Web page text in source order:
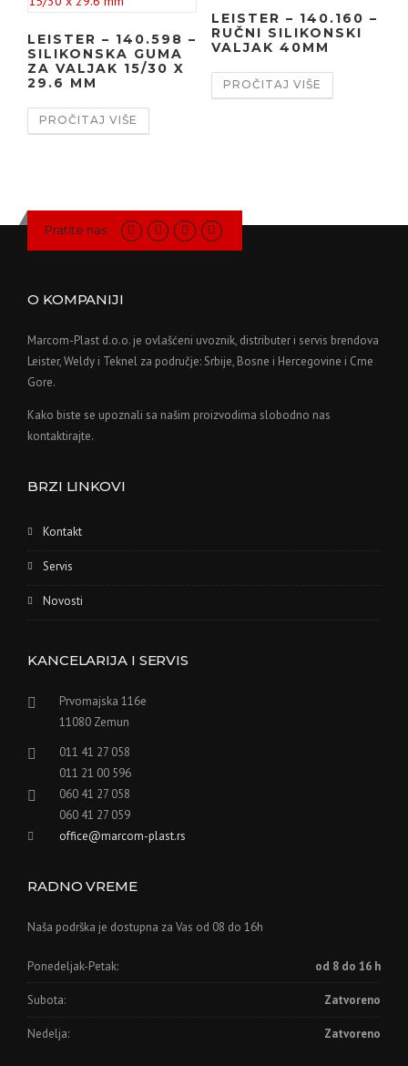
LEISTER – 140.598 –
SILIKONSKA GUMA
ZA VALJAK 15/30 X
29.6 MM
PROČITAJ VIŠE
LEISTER – 140.160 –
RUČNI SILIKONSKI
VALJAK 40MM
PROČITAJ VIŠE
Pratite nas:
O KOMPANIJI
Marcom-Plast d.o.o. je ovlašćeni uvoznik, distributer i servis brendova
Leister, Weldy i Teknel za područje: Srbije, Bosne i Hercegovine i Crne
Gore.
Kako biste se upoznali sa našim proizvodima slobodno nas
kontaktirajte.
BRZI LINKOVI
Kontakt
Servis
Novosti
KANCELARIJA I SERVIS
Prvomajska 116e
11080 Zemun
011 41 27 058
011 21 00 596
060 41 27 058
060 41 27 059
office@marcom-plast.rs
RADNO VREME
Naša podrška je dostupna za Vas od 08 do 16h
Ponedeljak-Petak: od 8 do 16 h
Subota: Zatvoreno
Nedelja: Zatvoreno